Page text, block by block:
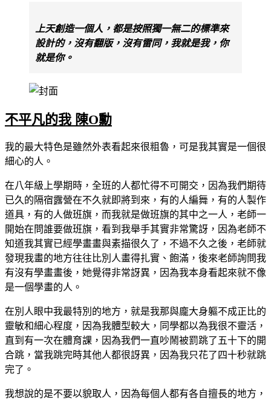
上天創造一個人，都是按照獨一無二的標準來
設計的，沒有翻版，沒有雷同，我就是我，你
就是你。
不平凡的我 陳O勳
我的最大特色是雖然外表看起來很粗魯，可是我其實是一個很
細心的人。
在八年級上學期時，全班的人都忙得不可開交，因為我們期待
已久的隔宿露營在不久就即將到來，有的人編舞，有的人製作
道具，有的人做班旗，而我就是做班旗的其中之一人，老師一
開始在問誰要做班旗，看到我舉手其實非常驚訝，因為老師不
知道我其實已經學畫畫與素描很久了，不過不久之後，老師就
發現我畫的地方往往比別人畫得扎實、飽滿，後來老師詢問我
有沒有學畫畫後，她覺得非常訝異，因為我本身看起來就不像
是一個學畫的人。
在別人眼中我最特別的地方，就是我那與龐大身軀不成正比的
靈敏和細心程度，因為我體型較大，同學都以為我很不靈活，
直到有一次在體育課，因為我們一直吵鬧被罰跳了五十下的開
合跳，當我跳完時其他人都很訝異，因為我只花了四十秒就跳
完了。
我想說的是不要以貌取人，因為每個人都有各自擅長的地方，